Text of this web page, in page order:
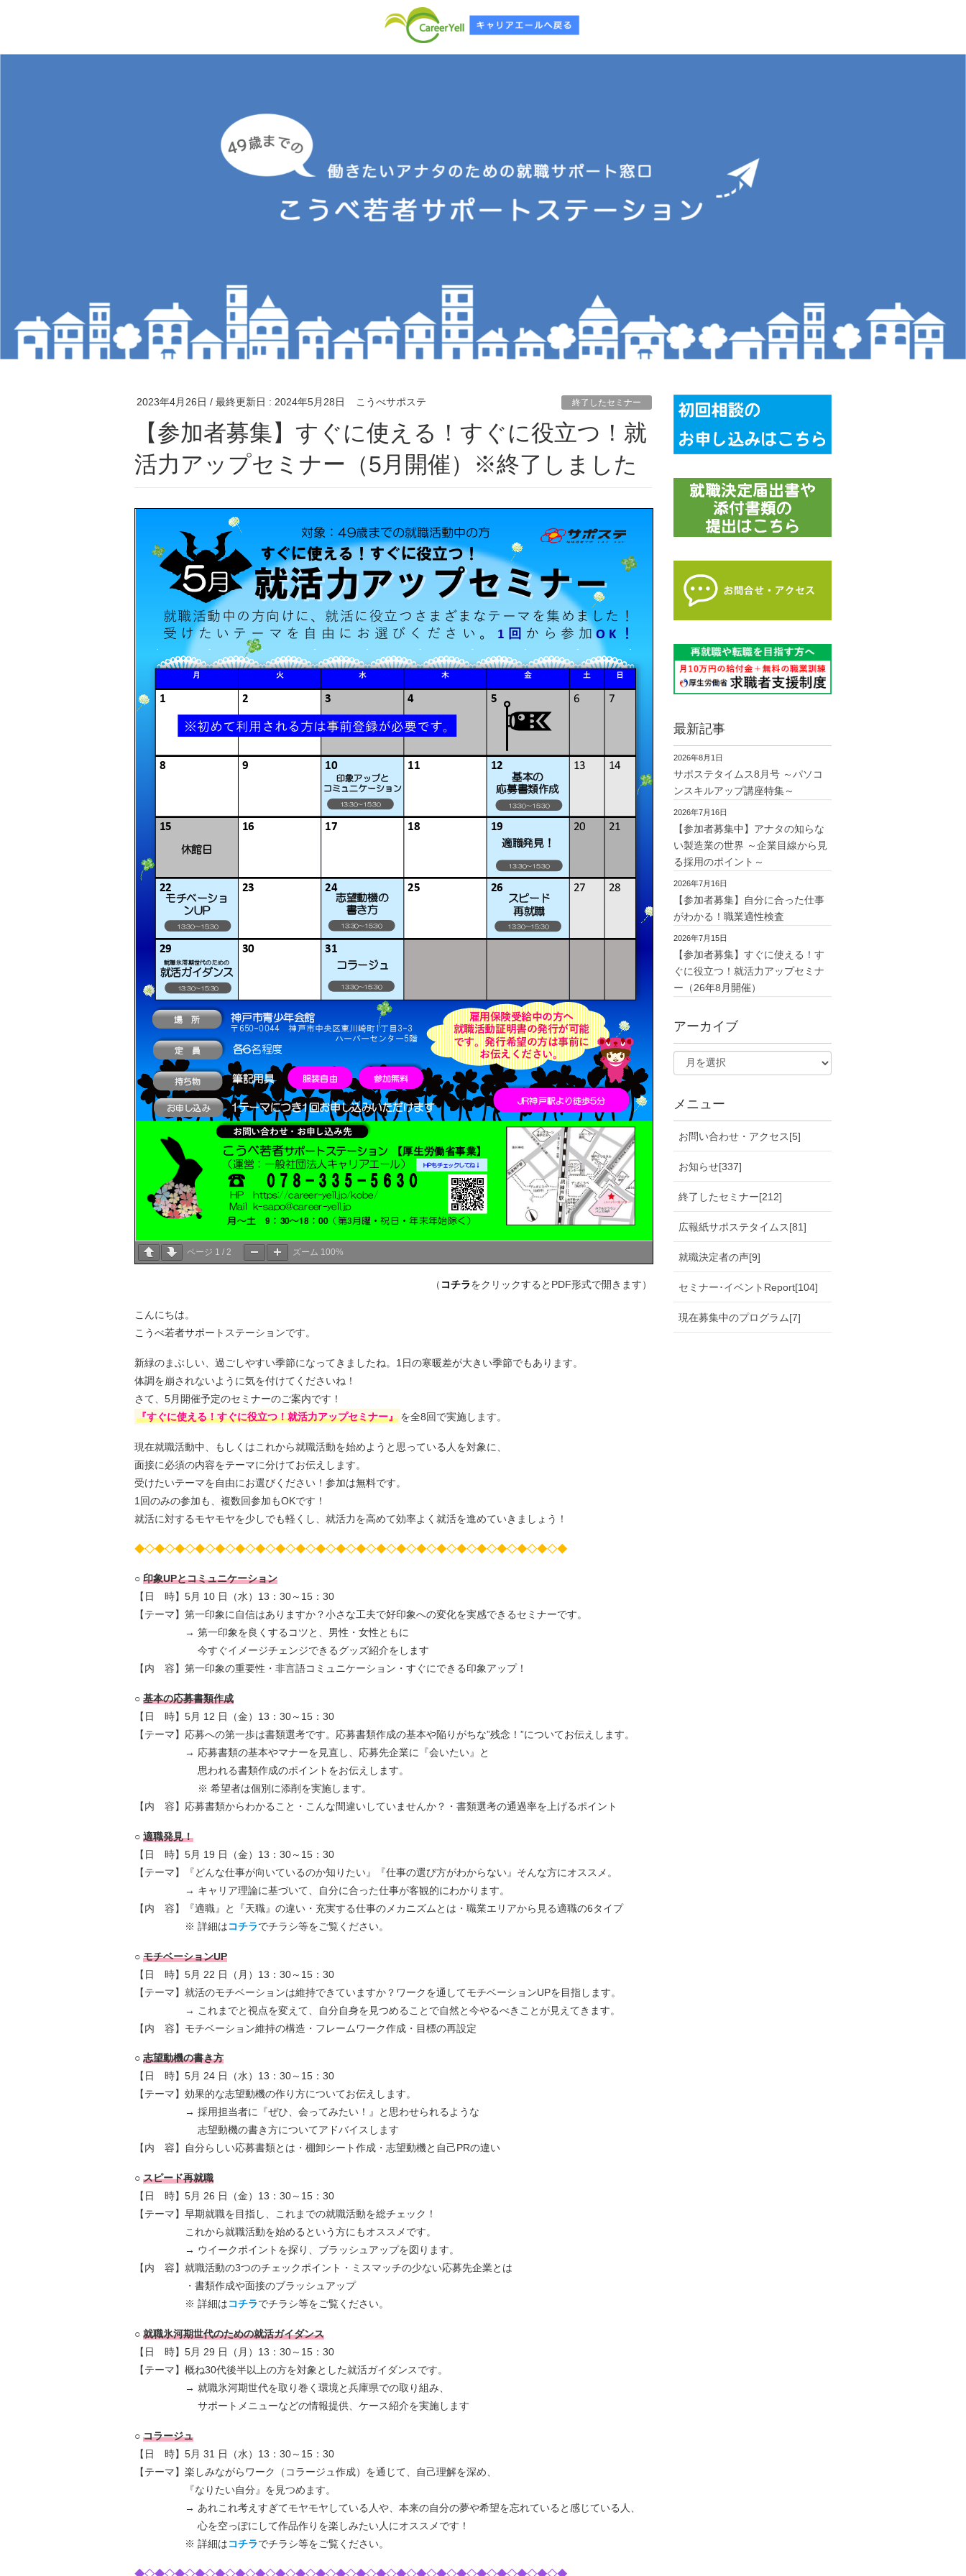
2023年4月26日 / 最終更新日 : 2024年5月28日 こうべサポステ 終了したセミナー
【参加者募集】すぐに使える！すぐに役立つ！就
活力アップセミナー（5月開催）※終了しました
ページ 1 / 2 ズーム 100%
（ コチラをクリックするとPDF形式で開きます）
こんにちは。
こうべ若者サポートステーションです。
新緑のまぶしい、過ごしやすい季節になってきましたね。1日の寒暖差が大きい季節でもあります。
体調を崩されないように気を付けてくださいね！
さて、5月開催予定のセミナーのご案内です！
『すぐに使える！すぐに役立つ！就活力アップセミナー』 を全8回で実施します。
現在就職活動中、もしくはこれから就職活動を始めようと思っている人を対象に、
面接に必須の内容をテーマに分けてお伝えします。
受けたいテーマを自由にお選びください！参加は無料です。
1回のみの参加も、複数回参加もOKです！
就活に対するモヤモヤを少しでも軽くし、就活力を高めて効率よく就活を進めていきましょう！
◆◇◆◇◆◇◆◇◆◇◆◇◆◇◆◇◆◇◆◇◆◇◆◇◆◇◆◇◆◇◆◇◆◇◆◇◆◇◆◇◆◇◆
○ 印象UPとコミュニケーション
【日 時】5月 10 日（水）13：30～15：30
【テーマ】第一印象に自信はありますか？小さな工夫で好印象への変化を実感できるセミナーです。
→ 第一印象を良くするコツと、男性・女性ともに
今すぐイメージチェンジできるグッズ紹介をします
【内 容】第一印象の重要性・非言語コミュニケーション・すぐにできる印象アップ！
○ 基本の応募書類作成
【日 時】5月 12 日（金）13：30～15：30
【テーマ】応募への第一歩は書類選考です。応募書類作成の基本や陥りがちな”残念！”についてお伝えします。
→ 応募書類の基本やマナーを見直し、応募先企業に『会いたい』と
思われる書類作成のポイントをお伝えします。
※ 希望者は個別に添削を実施します。
【内 容】応募書類からわかること・こんな間違いしていませんか？・書類選考の通過率を上げるポイント
○ 適職発見！
【日 時】5月 19 日（金）13：30～15：30
【テーマ】『どんな仕事が向いているのか知りたい』『仕事の選び方がわからない』そんな方にオススメ。
→ キャリア理論に基づいて、自分に合った仕事が客観的にわかります。
【内 容】『適職』と『天職』の違い・充実する仕事のメカニズムとは・職業エリアから見る適職の6タイプ
※ 詳細はコチラでチラシ等をご覧ください。
○ モチベーションUP
【日 時】5月 22 日（月）13：30～15：30
【テーマ】就活のモチベーションは維持できていますか？ワークを通してモチベーションUPを目指します。
→ これまでと視点を変えて、自分自身を見つめることで自然と今やるべきことが見えてきます。
【内 容】モチベーション維持の構造・フレームワーク作成・目標の再設定
○ 志望動機の書き方
【日 時】5月 24 日（水）13：30～15：30
【テーマ】効果的な志望動機の作り方についてお伝えします。
→ 採用担当者に『ぜひ、会ってみたい！』と思わせられるような
志望動機の書き方についてアドバイスします
【内 容】自分らしい応募書類とは・棚卸シート作成・志望動機と自己PRの違い
○ スピード再就職
【日 時】5月 26 日（金）13：30～15：30
【テーマ】早期就職を目指し、これまでの就職活動を総チェック！
これから就職活動を始めるという方にもオススメです。
→ ウイークポイントを探り、ブラッシュアップを図ります。
【内 容】就職活動の3つのチェックポイント・ミスマッチの少ない応募先企業とは
・書類作成や面接のブラッシュアップ
※ 詳細はコチラでチラシ等をご覧ください。
○ 就職氷河期世代のための就活ガイダンス
【日 時】5月 29 日（月）13：30～15：30
【テーマ】概ね30代後半以上の方を対象とした就活ガイダンスです。
→ 就職氷河期世代を取り巻く環境と兵庫県での取り組み、
サポートメニューなどの情報提供、ケース紹介を実施します
○ コラージュ
【日 時】5月 31 日（水）13：30～15：30
【テーマ】楽しみながらワーク（コラージュ作成）を通じて、自己理解を深め、
『なりたい自分』を見つめます。
→ あれこれ考えすぎてモヤモヤしている人や、本来の自分の夢や希望を忘れていると感じている人、
心を空っぽにして作品作りを楽しみたい人にオススメです！
※ 詳細はコチラでチラシ等をご覧ください。
◆◇◆◇◆◇◆◇◆◇◆◇◆◇◆◇◆◇◆◇◆◇◆◇◆◇◆◇◆◇◆◇◆◇◆◇◆◇◆◇◆◇◆
最新記事
2026年8月1日
サポステタイムス8月号 ～パソコ
ンスキルアップ講座特集～
2026年7月16日
【参加者募集中】アナタの知らな
い製造業の世界 ～企業目線から見
る採用のポイント～
2026年7月16日
【参加者募集】自分に合った仕事
がわかる！職業適性検査
2026年7月15日
【参加者募集】すぐに使える！す
ぐに役立つ！就活力アップセミナ
ー（26年8月開催）
アーカイブ
メニュー
お問い合わせ・アクセス[5]
お知らせ[337]
終了したセミナー[212]
広報紙サポステタイムス[81]
就職決定者の声[9]
セミナー･イベントReport[104]
現在募集中のプログラム[7]